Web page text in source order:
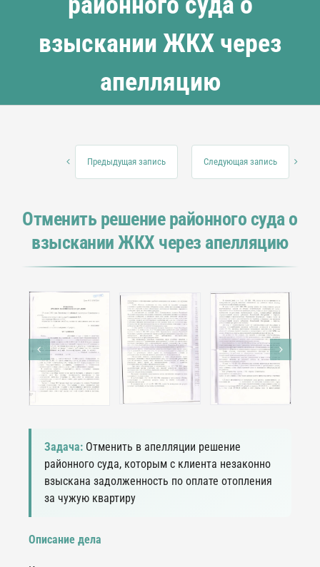
взыскании ЖКХ через
апелляцию
Предыдущая запись Следующая запись
Отменить решение районного суда о
взыскании ЖКХ через апелляцию
Задача:Отменить в апелляции решение
районного суда, которым с клиента незаконно
взыскана задолженность по оплате отопления
за чужую квартиру
Описание дела